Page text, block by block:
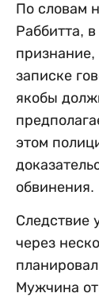
По словам
Раббитта,
записке
якобы
этом
обвинения.
Следствие
через
Мужчина